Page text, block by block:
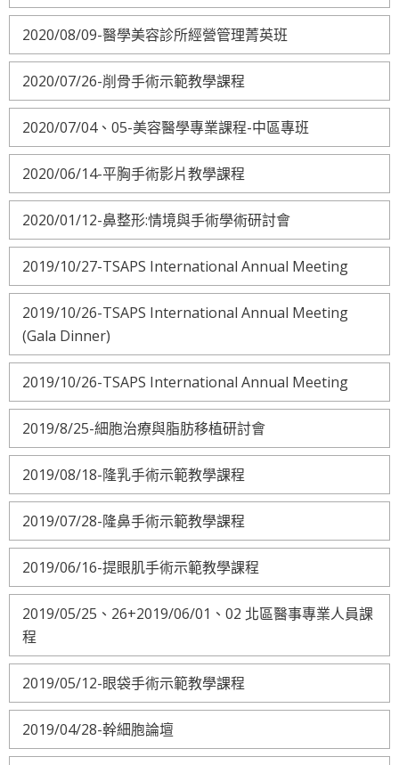
2020/08/09-醫學美容診所經營管理菁英班
2020/07/26-削骨手術示範教學課程
2020/07/04、05-美容醫學專業課程-中區專班
2020/06/14-平胸手術影片教學課程
2020/01/12-鼻整形:情境與手術學術研討會
2019/10/27-TSAPS International Annual Meeting
2019/10/26-TSAPS International Annual Meeting
(Gala Dinner)
2019/10/26-TSAPS International Annual Meeting
2019/8/25-細胞治療與脂肪移植研討會
2019/08/18-隆乳手術示範教學課程
2019/07/28-隆鼻手術示範教學課程
2019/06/16-提眼肌手術示範教學課程
2019/05/25、26+2019/06/01、02 北區醫事專業人員課
程
2019/05/12-眼袋手術示範教學課程
2019/04/28-幹細胞論壇